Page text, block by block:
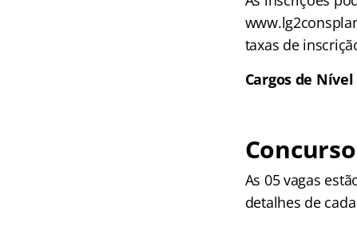
taxas de
Cargos de
As 05 vagas
detalhes de